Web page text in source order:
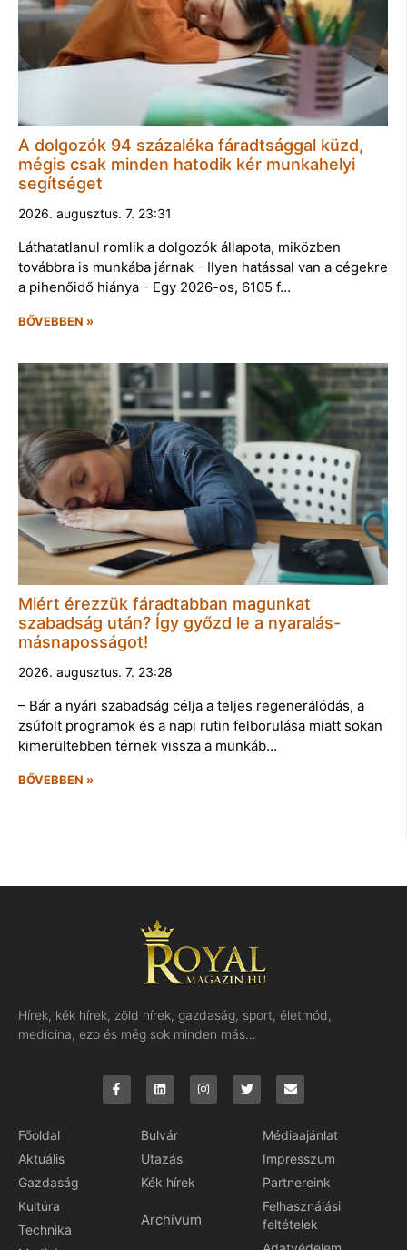
A dolgozók 94 százaléka fáradtsággal küzd,
mégis csak minden hatodik kér munkahelyi
segítséget
2026. augusztus. 7. 23:31
Láthatatlanul romlik a dolgozók állapota, miközben
továbbra is munkába járnak - Ilyen hatással van a cégekre
a pihenőidő hiánya - Egy 2026-os, 6105 f…
BŐVEBBEN »
Miért érezzük fáradtabban magunkat
szabadság után? Így győzd le a nyaralás-
másnaposságot!
2026. augusztus. 7. 23:28
– Bár a nyári szabadság célja a teljes regenerálódás, a
zsúfolt programok és a napi rutin felborulása miatt sokan
kimerültebben térnek vissza a munkáb…
BŐVEBBEN »
Hírek, kék hírek, zöld hírek, gazdaság, sport, életmód,
medicina, ezo és még sok minden más…
Főoldal
Aktuális
Gazdaság
Kultúra
Technika
Bulvár
Utazás
Kék hírek
Archívum
Médiaajánlat
Impresszum
Partnereink
Felhasználási
feltételek